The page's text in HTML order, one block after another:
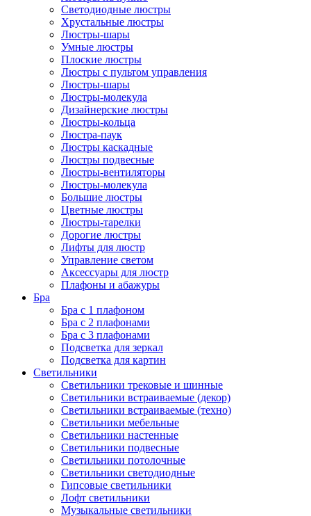
Светодиодные люстры
Хрустальные люстры
Люстры-шары
Умные люстры
Плоские люстры
Люстры с пультом управления
Люстры-шары
Люстры-молекула
Дизайнерские люстры
Люстры-кольца
Люстра-паук
Люстры каскадные
Люстры подвесные
Люстры-вентиляторы
Люстры-молекула
Большие люстры
Цветные люстры
Люстры-тарелки
Дорогие люстры
Лифты для люстр
Управление светом
Аксессуары для люстр
Плафоны и абажуры
Бра
Бра с 1 плафоном
Бра с 2 плафонами
Бра с 3 плафонами
Подсветка для зеркал
Подсветка для картин
Светильники
Светильники трековые и шинные
Светильники встраиваемые (декор)
Светильники встраиваемые (техно)
Светильники мебельные
Светильники настенные
Светильники подвесные
Светильники потолочные
Светильники светодиодные
Гипсовые светильники
Лофт светильники
Музыкальные светильники